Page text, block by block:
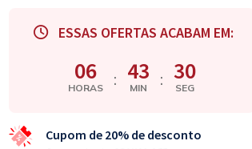
ESSAS OFERTAS ACABAM EM:
06
HORAS : 43
MIN : 29
SEG
Cupom de 20% de desconto